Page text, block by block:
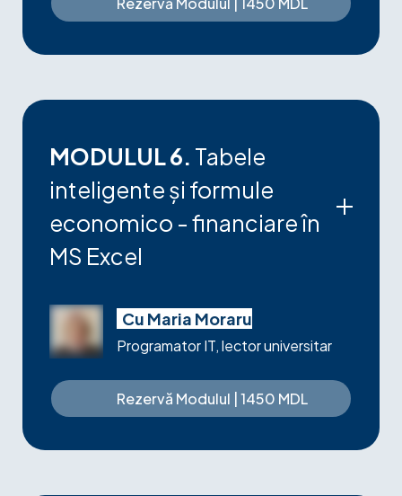
(checklist cu ipotezele obligatorii)
Livrabil: Template raport executiv lunar —
Rezervă Modulul | 1450 MDL
MODULUL 6. Tabele
inteligente și formule
economico - financiare în
MS Excel
financiari
Utilizarea formulelor și funcțiilor Excel
Actualizarea automată a datelor
Cu Maria Moraru
Programator IT, lector universitar